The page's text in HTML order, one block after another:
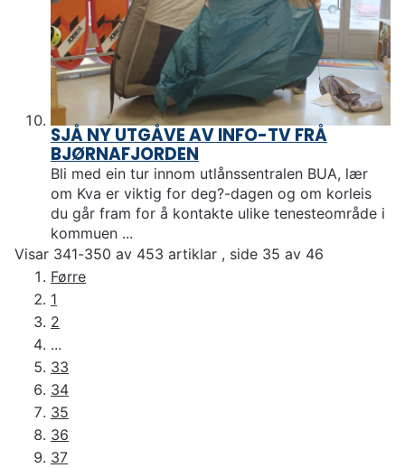
SJÅ NY UTGÅVE AV INFO-TV FRÅ
BJØRNAFJORDEN
Bli med ein tur innom utlånssentralen BUA, lær
om Kva er viktig for deg?-dagen og om korleis
du går fram for å kontakte ulike tenesteområde i
kommuen ...
Visar 341-350 av 453 artiklar , side 35 av 46
Førre
1
2
...
33
34
35
36
37